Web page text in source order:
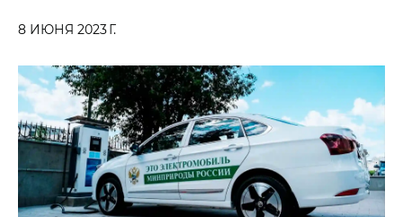
8 ИЮНЯ 2023 Г.